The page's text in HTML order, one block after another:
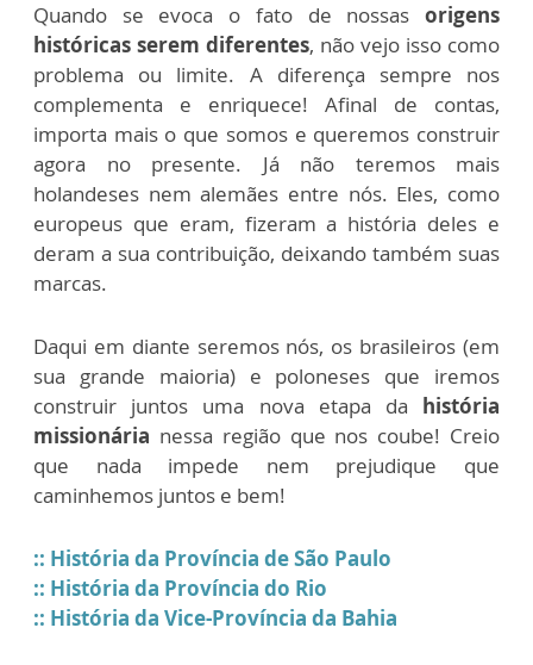
Quando se evoca o fato de nossas origens
históricas serem diferentes, não vejo isso como
problema ou limite. A diferença sempre nos
complementa e enriquece! Afinal de contas,
importa mais o que somos e queremos construir
agora no presente. Já não teremos mais
holandeses nem alemães entre nós. Eles, como
europeus que eram, fizeram a história deles e
deram a sua contribuição, deixando também suas
marcas.
Daqui em diante seremos nós, os brasileiros (em
sua grande maioria) e poloneses que iremos
construir juntos uma nova etapa da história
missionária nessa região que nos coube! Creio
que nada impede nem prejudique que
caminhemos juntos e bem!
:: História da Província de São Paulo
:: História da Província do Rio
:: História da Vice-Província da Bahia